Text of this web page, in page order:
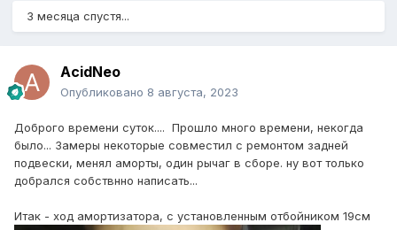
3 месяца спустя...
AcidNeo
Опубликовано 8 августа, 2023
Доброго времени суток.... Прошло много времени, некогда
было... Замеры некоторые совместил с ремонтом задней
подвески, менял аморты, один рычаг в сборе. ну вот только
добрался собствнно написать...
Итак - ход амортизатора, с установленным отбойником 19см